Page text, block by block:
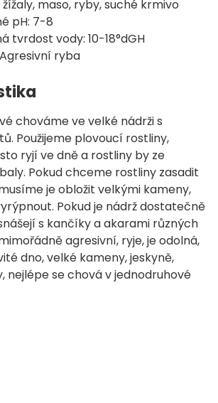
maso, ryby, suché krmivo
pH: 7-8
tvrdost vody: 10-18°dGH
ryba
chováme ve velké nádrži s
Použijeme plovoucí rostliny,
ryjí ve dně a rostliny by ze
Pokud chceme rostliny zasadit
je obložit velkými kameny,
Pokud je nádrž dostatečně
s kančíky a akarami různých
agresivní, ryje, je odolná,
dno, velké kameny, jeskyně,
nejlépe se chová v jednodruhové